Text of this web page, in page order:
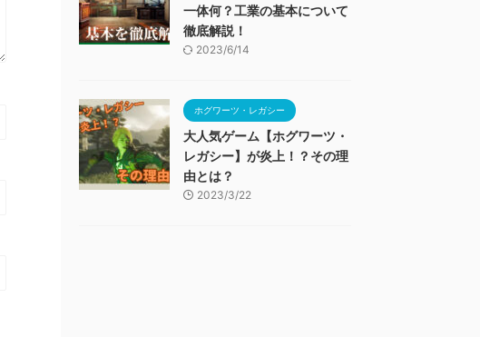
一体何？工業の基本について
徹底解説！
2023/6/14
ホグワーツ・レガシー
大人気ゲーム【ホグワーツ・
レガシー】が炎上！？その理
由とは？
2023/3/22